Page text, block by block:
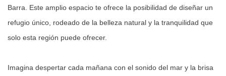
Barra. Este amplio espacio te ofrece la posibilidad de diseñar un
refugio único, rodeado de la belleza natural y la tranquilidad que
solo esta región puede ofrecer.
Imagina despertar cada mañana con el sonido del mar y la brisa